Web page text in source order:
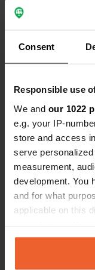
Consent
Responsible use
We and our 1022
e.g. your IP-
store and access
serve
measurement,
development. You
and for what
applicable on this
any time from the
the Privacy trigger
buiten
Onbeperkt
plek met
Contact
5120,